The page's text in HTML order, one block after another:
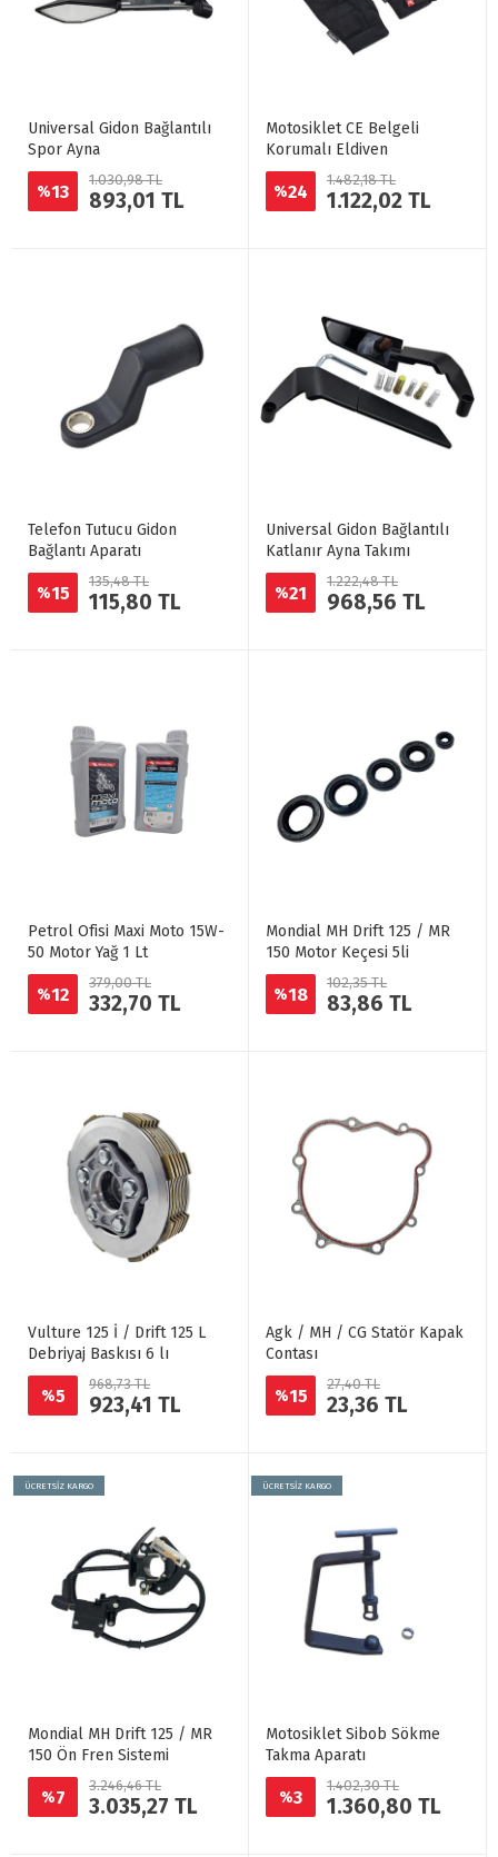
Universal Gidon Bağlantılı
Spor Ayna
%13
1.030,98 TL
893,01 TL
Motosiklet CE Belgeli
Korumalı Eldiven
%24
1.482,18 TL
1.122,02 TL
Telefon Tutucu Gidon
Bağlantı Aparatı
%15
135,48 TL
115,80 TL
Universal Gidon Bağlantılı
Katlanır Ayna Takımı
%21
1.222,48 TL
968,56 TL
Petrol Ofisi Maxi Moto 15W-
50 Motor Yağ 1 Lt
%12
379,00 TL
332,70 TL
Mondial MH Drift 125 / MR
150 Motor Keçesi 5li
%18
102,35 TL
83,86 TL
Vulture 125 İ / Drift 125 L
Debriyaj Baskısı 6 lı
%5
968,73 TL
923,41 TL
Agk / MH / CG Statör Kapak
Contası
%15
27,40 TL
23,36 TL
ÜCRETSİZ KARGO
Mondial MH Drift 125 / MR
150 Ön Fren Sistemi
%7
3.246,46 TL
3.035,27 TL
ÜCRETSİZ KARGO
Motosiklet Sibob Sökme
Takma Aparatı
%3
1.402,30 TL
1.360,80 TL